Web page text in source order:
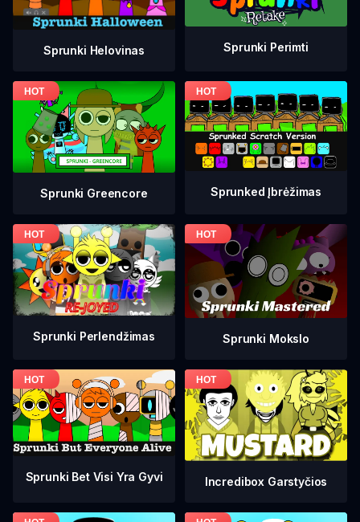
Sprunki Helovinas Sprunki Perimti
Sprunki Greencore Sprunked Įbrėžimas
Sprunki Perlendžimas Sprunki Mokslo
Sprunki Bet Visi Yra Gyvi Incredibox Garstyčios